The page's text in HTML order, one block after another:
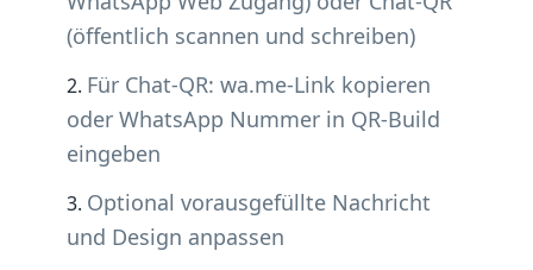
(öffentlich scannen und schreiben)
Für Chat-QR: wa.me-Link kopieren
oder WhatsApp Nummer in QR-Build
eingeben
Optional vorausgefüllte Nachricht
und Design anpassen